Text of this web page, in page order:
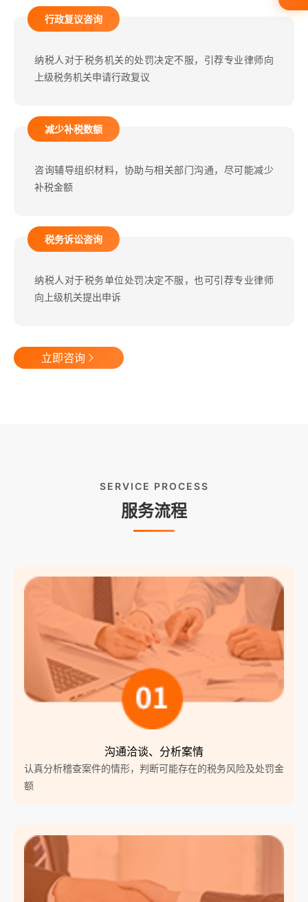
行政复议咨询
纳税人对于税务机关的处罚决定不服，引荐专业律师向
上级税务机关申请行政复议
减少补税数额
咨询辅导组织材料，协助与相关部门沟通，尽可能减少
补税金额
税务诉讼咨询
纳税人对于税务单位处罚决定不服，也可引荐专业律师
向上级机关提出申诉
立即咨询
SERVICE PROCESS
服务流程
沟通洽谈、分析案情
认真分析稽查案件的情形，判断可能存在的税务风险及处罚金
额